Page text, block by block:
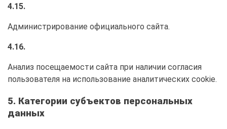
4.15.
Администрирование официального сайта.
4.16.
Анализ посещаемости сайта при наличии согласия
пользователя на использование аналитических cookie.
5. Категории субъектов персональных
данных